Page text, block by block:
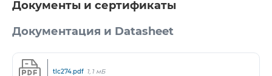
Документы и сертификаты
Документация и Datasheet
tlc274.pdf 1,1 мБ